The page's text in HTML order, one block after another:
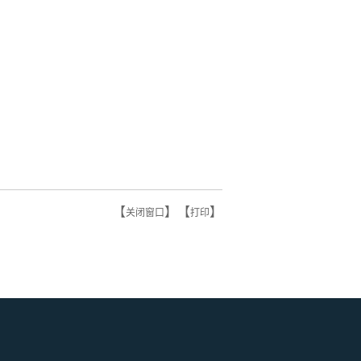
【关闭窗口 】【打印】